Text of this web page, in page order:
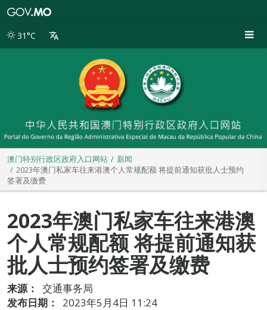
别
31°C
澳门特别行政区政府入口网站
新闻
2023年澳门私家车往来港澳个人常规配额 将提前通知获批人士预约
签署及缴费
2023年澳门私家车往来港澳
个人常规配额 将提前通知获
批人士预约签署及缴费
来源：
交通事务局
发布日期：
2023年5月4日 11:24